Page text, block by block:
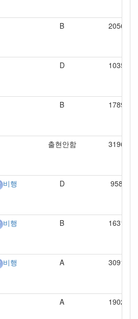
B 2056
D 1035
B 1789
출현안함 3196
비행 D 958
비행 B 1631
비행 A 3091
A 1902